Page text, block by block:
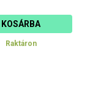
KOSÁRBA
Raktáron